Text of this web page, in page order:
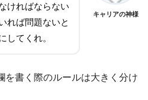
ければならない
れば問題ないと
してくれ。
キャリアの神様
を書く際のルールは大きく分け